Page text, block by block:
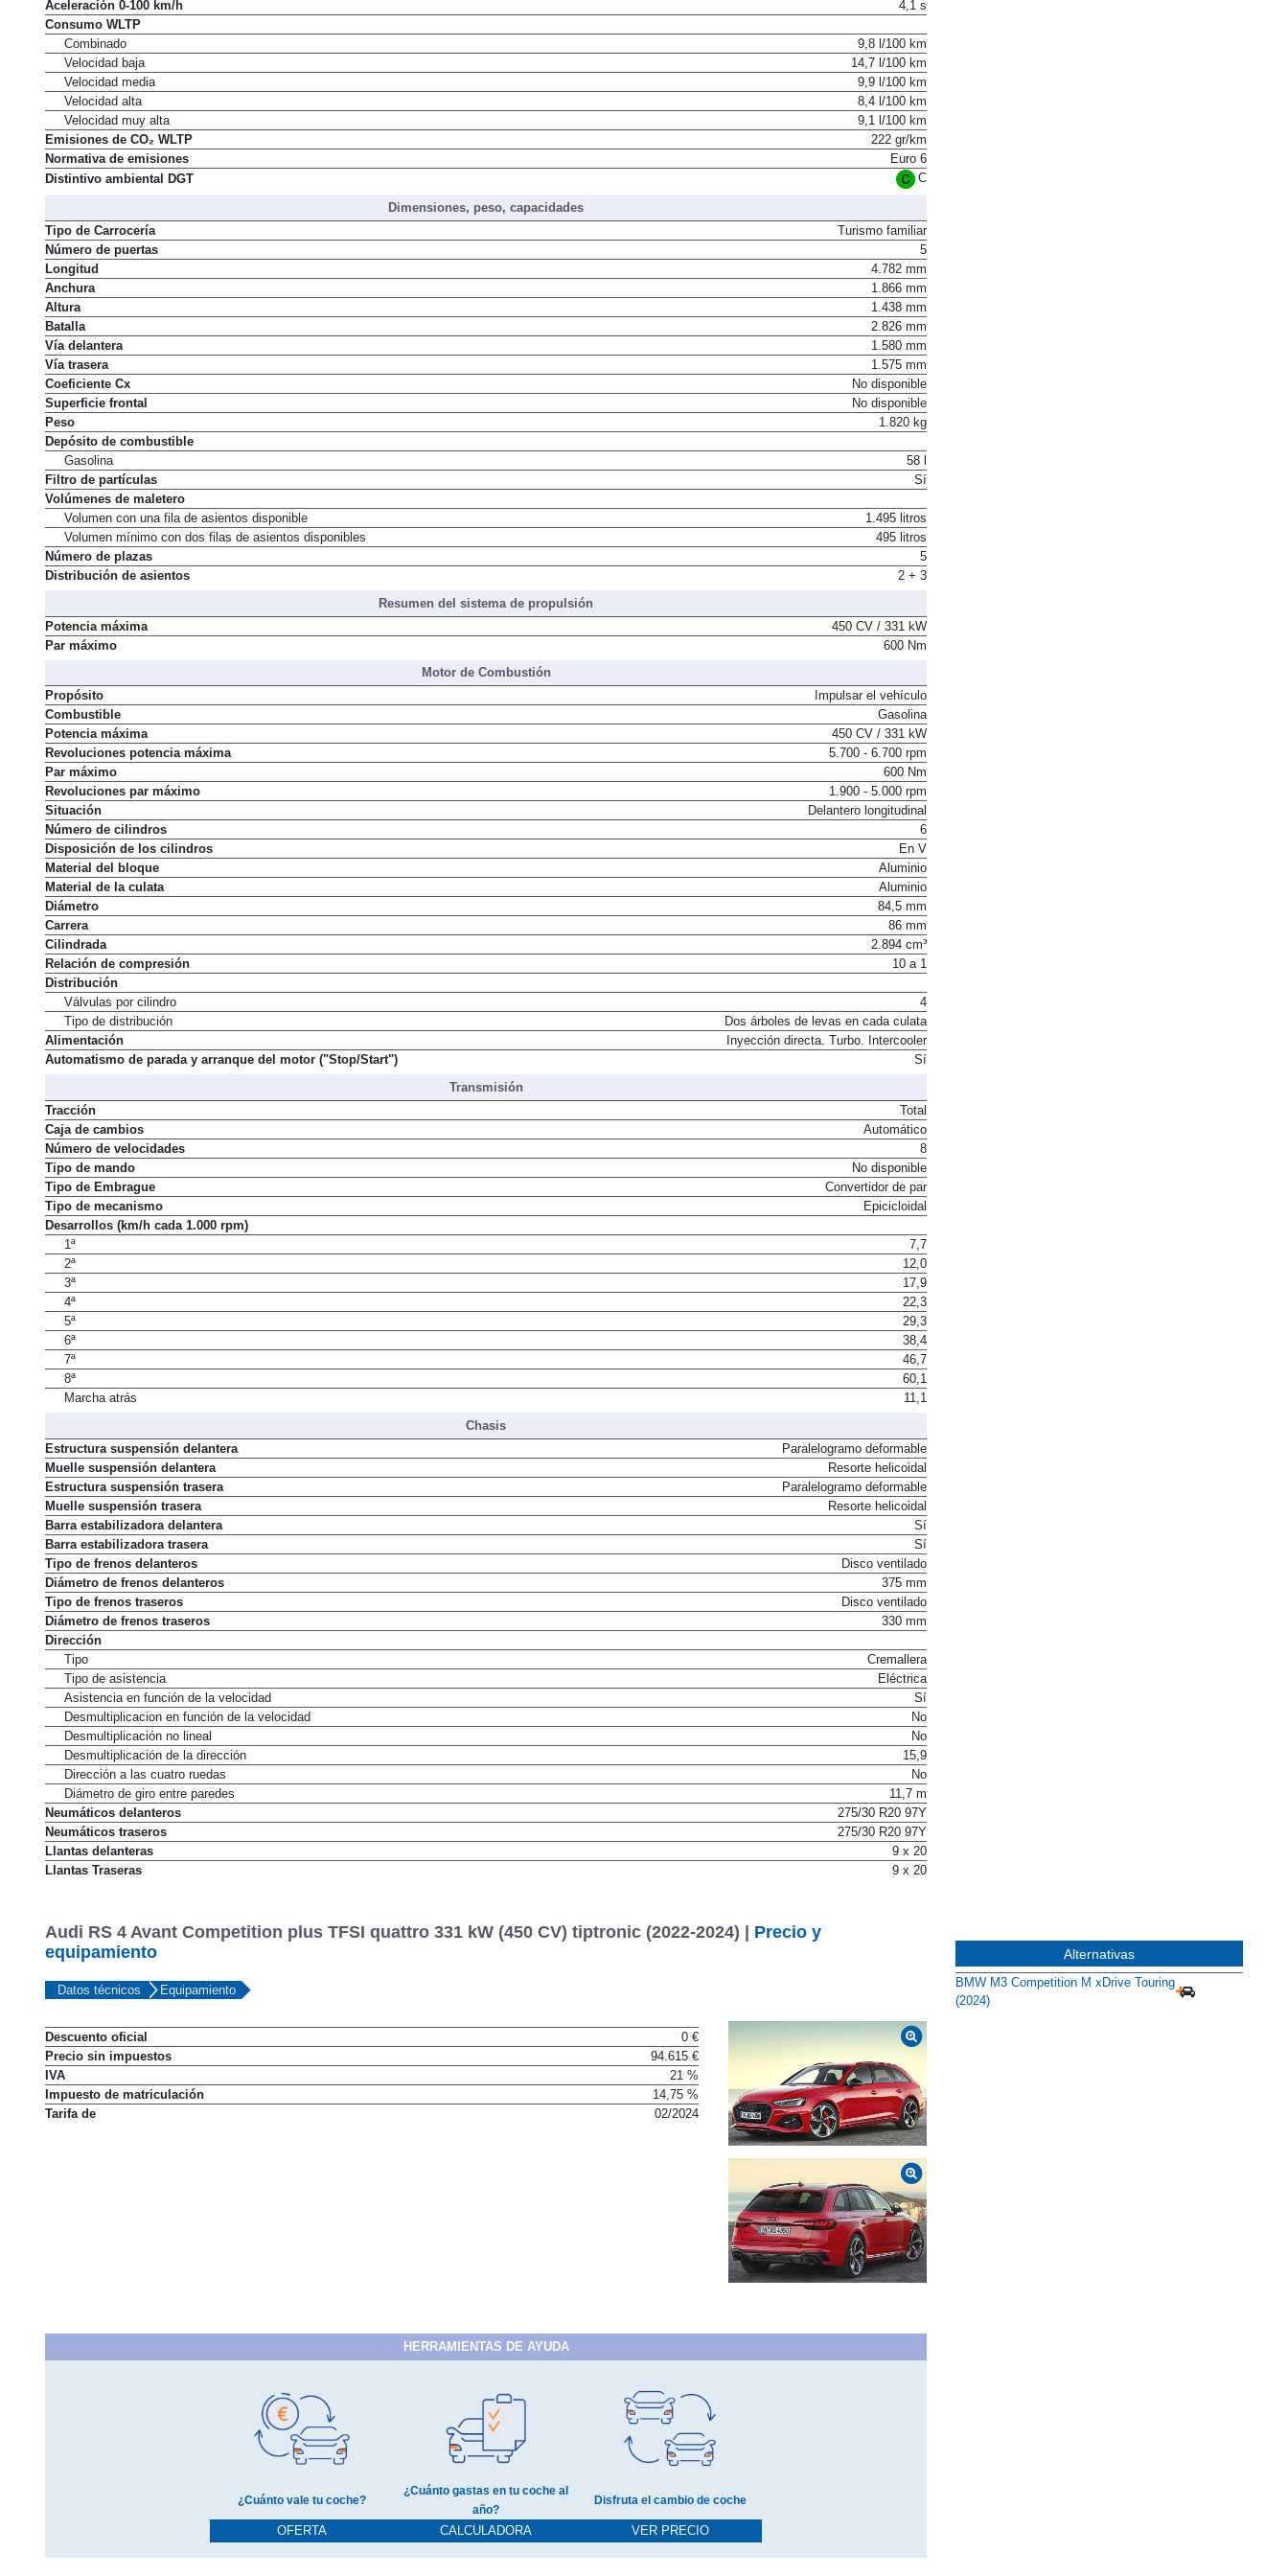
Aceleración 0-100 km/h
4,1 s
Consumo WLTP
Combinado
9,8 l/100 km
Velocidad baja
14,7 l/100 km
Velocidad media
9,9 l/100 km
Velocidad alta
8,4 l/100 km
Velocidad muy alta
9,1 l/100 km
Emisiones de CO₂ WLTP
222 gr/km
Normativa de emisiones
Euro 6
Distintivo ambiental DGT
C
Dimensiones, peso, capacidades
Tipo de Carrocería
Turismo familiar
Número de puertas
5
Longitud
4.782 mm
Anchura
1.866 mm
Altura
1.438 mm
Batalla
2.826 mm
Vía delantera
1.580 mm
Vía trasera
1.575 mm
Coeficiente Cx
No disponible
Superficie frontal
No disponible
Peso
1.820 kg
Depósito de combustible
Gasolina
58 l
Filtro de partículas
Sí
Volúmenes de maletero
Volumen con una fila de asientos disponible
1.495 litros
Volumen mínimo con dos filas de asientos disponibles
495 litros
Número de plazas
5
Distribución de asientos
2 + 3
Resumen del sistema de propulsión
Potencia máxima
450 CV / 331 kW
Par máximo
600 Nm
Motor de Combustión
Propósito
Impulsar el vehículo
Combustible
Gasolina
Potencia máxima
450 CV / 331 kW
Revoluciones potencia máxima
5.700 - 6.700 rpm
Par máximo
600 Nm
Revoluciones par máximo
1.900 - 5.000 rpm
Situación
Delantero longitudinal
Número de cilindros
6
Disposición de los cilindros
En V
Material del bloque
Aluminio
Material de la culata
Aluminio
Diámetro
84,5 mm
Carrera
86 mm
Cilindrada
2.894 cm³
Relación de compresión
10 a 1
Distribución
Válvulas por cilindro
4
Tipo de distribución
Dos árboles de levas en cada culata
Alimentación
Inyección directa. Turbo. Intercooler
Automatismo de parada y arranque del motor ("Stop/Start")
Sí
Transmisión
Tracción
Total
Caja de cambios
Automático
Número de velocidades
8
Tipo de mando
No disponible
Tipo de Embrague
Convertidor de par
Tipo de mecanismo
Epicicloidal
Desarrollos (km/h cada 1.000 rpm)
1ª
7,7
2ª
12,0
3ª
17,9
4ª
22,3
5ª
29,3
6ª
38,4
7ª
46,7
8ª
60,1
Marcha atrás
11,1
Chasis
Estructura suspensión delantera
Paralelogramo deformable
Muelle suspensión delantera
Resorte helicoidal
Estructura suspensión trasera
Paralelogramo deformable
Muelle suspensión trasera
Resorte helicoidal
Barra estabilizadora delantera
Sí
Barra estabilizadora trasera
Sí
Tipo de frenos delanteros
Disco ventilado
Diámetro de frenos delanteros
375 mm
Tipo de frenos traseros
Disco ventilado
Diámetro de frenos traseros
330 mm
Dirección
Tipo
Cremallera
Tipo de asistencia
Eléctrica
Asistencia en función de la velocidad
Sí
Desmultiplicacion en función de la velocidad
No
Desmultiplicación no lineal
No
Desmultiplicación de la dirección
15,9
Dirección a las cuatro ruedas
No
Diámetro de giro entre paredes
11,7 m
Neumáticos delanteros
275/30 R20 97Y
Neumáticos traseros
275/30 R20 97Y
Llantas delanteras
9 x 20
Llantas Traseras
9 x 20
Audi RS 4 Avant Competition plus TFSI quattro 331 kW (450 CV) tiptronic (2022-2024) | Precio y
equipamiento
Datos técnicos Equipamiento
Descuento oficial
0 €
Precio sin impuestos
94.615 €
IVA
21 %
Impuesto de matriculación
14,75 %
Tarifa de
02/2024
HERRAMIENTAS DE AYUDA
¿Cuánto vale tu coche?
OFERTA
¿Cuánto gastas en tu coche al
año?
CALCULADORA
Disfruta el cambio de coche
VER PRECIO
Alternativas
BMW M3 Competition M xDrive Touring
(2024)